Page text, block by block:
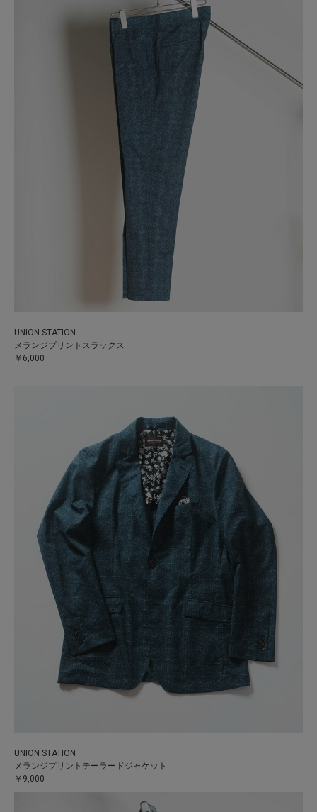
UNION STATION
メランジプリントスラックス
￥6,000
UNION STATION
メランジプリントテーラードジャケット
￥9,000